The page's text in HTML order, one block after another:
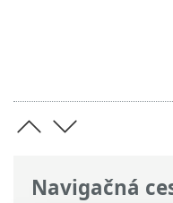
Navigačná